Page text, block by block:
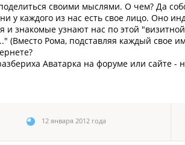
своими мыслями. О чем? Да
у каждого из нас есть свое лицо. Оно
и знакомые узнают нас по этой
(Вместо Рома, подставляя каждый свое
Аватарка на форуме или сайте -
12 января 2012 года